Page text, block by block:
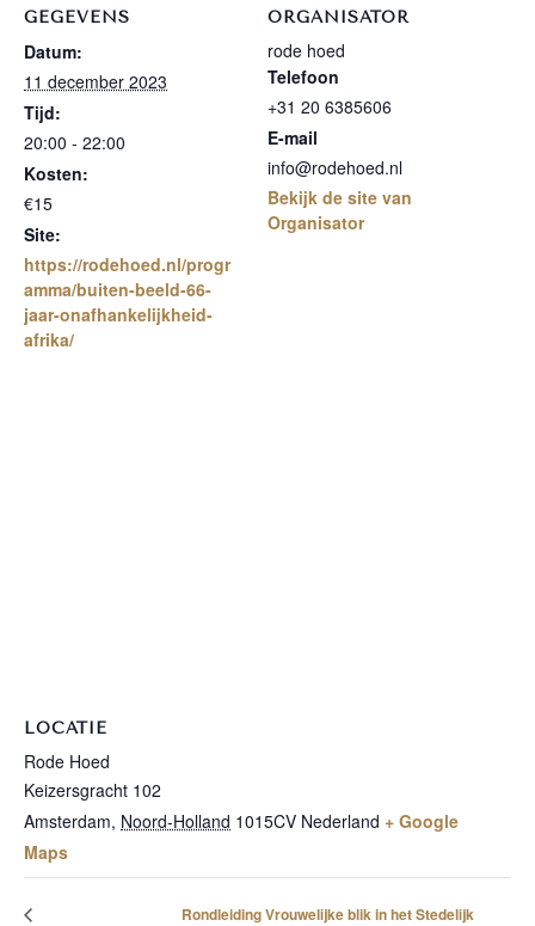
GEGEVENS
Datum:
11 december 2023
Tijd:
20:00 - 22:00
Kosten:
€15
Site:
https://rodehoed.nl/progr
amma/buiten-beeld-66-
jaar-onafhankelijkheid-
afrika/
ORGANISATOR
rode hoed
Telefoon
+31 20 6385606
E-mail
info@rodehoed.nl
Bekijk de site van
Organisator
LOCATIE
Rode Hoed
Keizersgracht 102
Amsterdam, Noord-Holland 1015CV Nederland + Google
Maps
Rondleiding Vrouwelijke blik in het Stedelijk